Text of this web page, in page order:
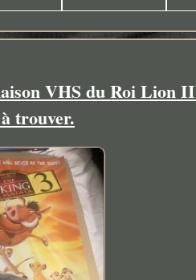
VHS du Roi Lion
trouver.